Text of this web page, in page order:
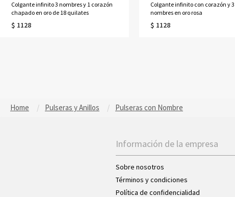
Colgante infinito 3 nombres y 1 corazón
chapado en oro de 18 quilates
$ 1128
Colgante infinito con corazón y 3
nombres en oro rosa
$ 1128
Home Pulseras y Anillos Pulseras con Nombre
Información de la empresa
Sobre nosotros
Términos y condiciones
Política de confidencialidad